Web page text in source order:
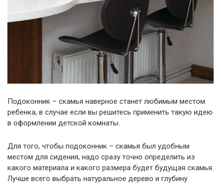
Подоконник – скамья наверное станет любимым местом
ребенка, в случае если вы решитесь применить такую идею
в оформлении детской комнаты.
Для того, чтобы подоконник – скамья был удобным
местом для сидения, надо сразу точно определить из
какого материала и какого размера будет будущая скамья.
Лучше всего выбрать натуральное дерево и глубину